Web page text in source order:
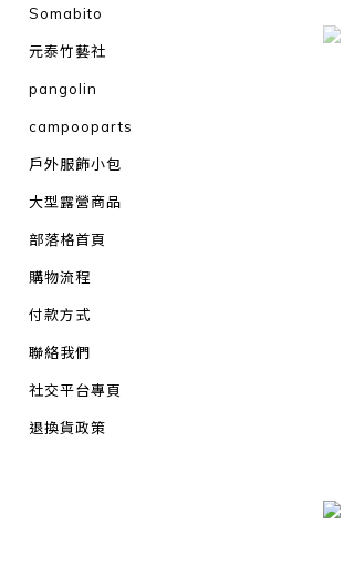
Somabito
元泰竹藝社
pangolin
campooparts
戶外服飾小包
大型露營商品
部落格首頁
購物流程
付款方式
聯絡我們
社交平台專頁
退換貨政策